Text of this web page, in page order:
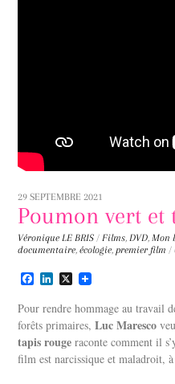
29 SEPTEMBRE 2021
Poumon vert et
Véronique LE BRIS / Films,DVD,Mon
documentaire,écologie,premier film /
F
c
e
b
o
o
k
L
n
k
e
d
I
n
X
Pour rendre hommage au travail
forêts primaires,Luc Maresco
tapis rouge raconte comment il
film est narcissique et maladroit,